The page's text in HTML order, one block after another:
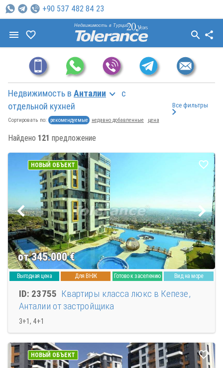
+90 537 482 84 23
Недвижимость в Турции
Недвижимость в Анталии
с
отдельной кухней
Сортировать по: рекомендуемые недавно добавленные цена
Все фильтры
Найдено 121 предложение
от 345.000€
НОВЫЙ ОБЪЕКТ
Выгодная цена Для ВНЖ Готово к заселению Вид на море
ID: 23755 Квартиры класса люкс в Кепезе,
Анталии от застройщика
3+1, 4+1
НОВЫЙ ОБЪЕКТ